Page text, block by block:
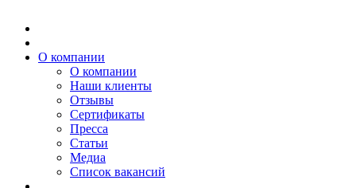
О компании
О компании
Наши клиенты
Отзывы
Сертификаты
Пресса
Статьи
Медиа
Список вакансий